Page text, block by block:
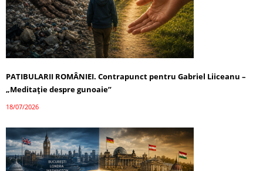
PATIBULARII ROMÂNIEI. Contrapunct pentru Gabriel Liiceanu –
„Meditație despre gunoaie”
18/07/2026